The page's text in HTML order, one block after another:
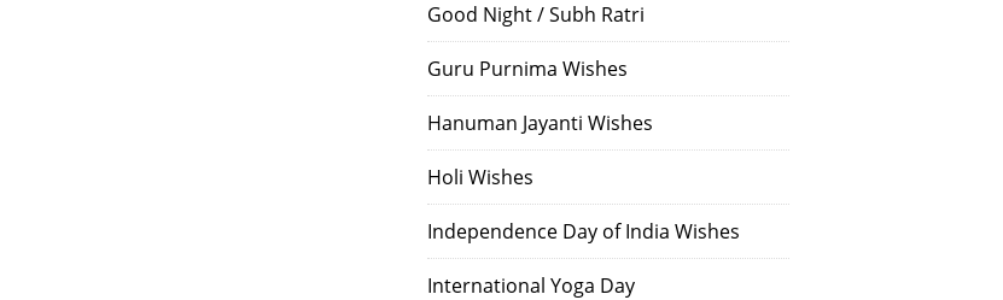
Good Night / Subh Ratri
Guru Purnima Wishes
Hanuman Jayanti Wishes
Holi Wishes
Independence Day of India Wishes
International Yoga Day